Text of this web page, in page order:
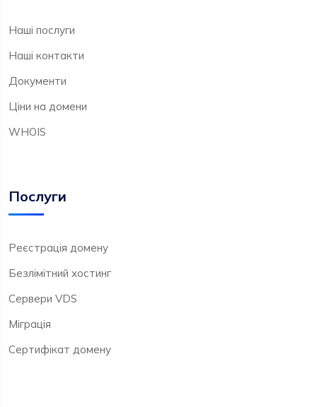
Наші послуги
Наші контакти
Документи
Ціни на домени
WHOIS
Послуги
Реєстрація домену
Безлімітний хостинг
Сервери VDS
Міграція
Сертифікат домену